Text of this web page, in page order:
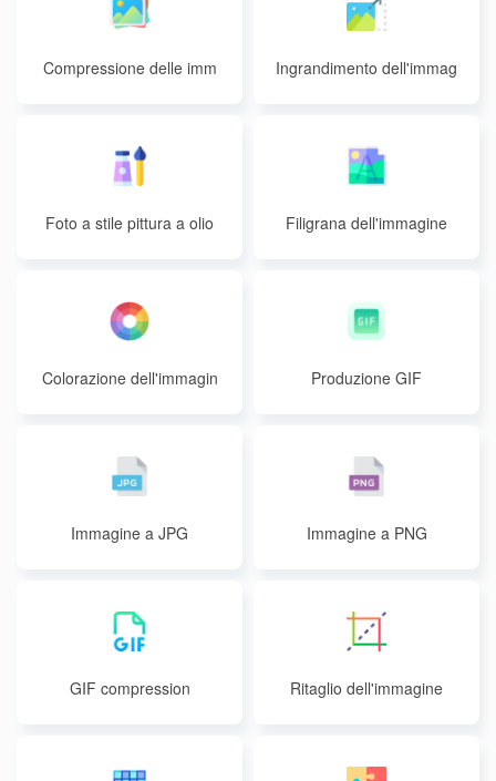
Compressione delle imm
Ingrandimento dell'immag
Foto a stile pittura a olio Filigrana dell'immagine
Colorazione dell'immagin
Produzione GIF
Immagine a JPG Immagine a PNG
GIF compression Ritaglio dell'immagine